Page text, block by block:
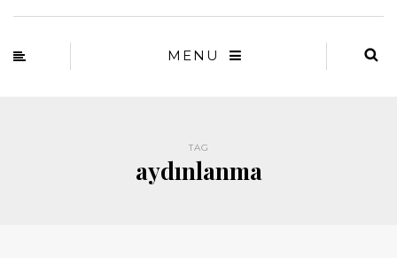
MENU
TAG
aydınlanma